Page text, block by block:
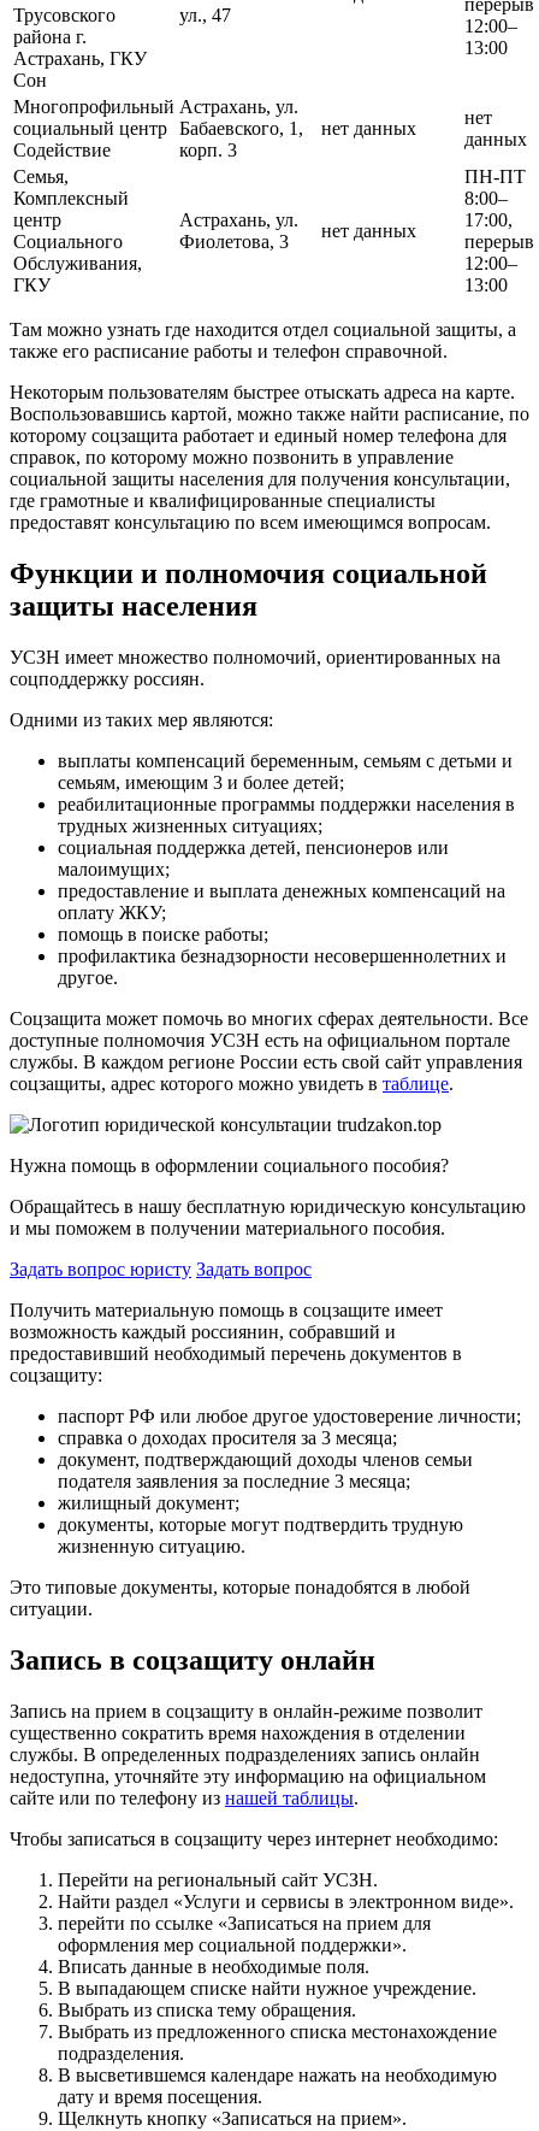
Трусовского
района г.
Астрахань, ГКУ
Сон
ул., 47
перерыв
12:00–
13:00
Многопрофильный
социальный центр
Содействие
Астрахань, ул.
Бабаевского, 1,
корп. 3
нет данных
нет
данных
Семья,
Комплексный
центр
Социального
Обслуживания,
ГКУ
Астрахань, ул.
Фиолетова, 3
нет данных
ПН-ПТ
8:00–
17:00,
перерыв
12:00–
13:00
Там можно узнать где находится отдел социальной защиты, а
также его расписание работы и телефон справочной.
Некоторым пользователям быстрее отыскать адреса на карте.
Воспользовавшись картой, можно также найти расписание, по
которому соцзащита работает и единый номер телефона для
справок, по которому можно позвонить в управление
социальной защиты населения для получения консультации,
где грамотные и квалифицированные специалисты
предоставят консультацию по всем имеющимся вопросам.
Функции и полномочия социальной
защиты населения
УСЗН имеет множество полномочий, ориентированных на
соцподдержку россиян.
Одними из таких мер являются:
выплаты компенсаций беременным, семьям с детьми и
семьям, имеющим 3 и более детей;
реабилитационные программы поддержки населения в
трудных жизненных ситуациях;
социальная поддержка детей, пенсионеров или
малоимущих;
предоставление и выплата денежных компенсаций на
оплату ЖКУ;
помощь в поиске работы;
профилактика безнадзорности несовершеннолетних и
другое.
Соцзащита может помочь во многих сферах деятельности. Все
доступные полномочия УСЗН есть на официальном портале
службы. В каждом регионе России есть свой сайт управления
соцзащиты, адрес которого можно увидеть в таблице.
Нужна помощь в оформлении социального пособия?
Обращайтесь в нашу бесплатную юридическую консультацию
и мы поможем в получении материального пособия.
Задать вопрос юристу Задать вопрос
Получить материальную помощь в соцзащите имеет
возможность каждый россиянин, собравший и
предоставивший необходимый перечень документов в
соцзащиту:
паспорт РФ или любое другое удостоверение личности;
справка о доходах просителя за 3 месяца;
документ, подтверждающий доходы членов семьи
подателя заявления за последние 3 месяца;
жилищный документ;
документы, которые могут подтвердить трудную
жизненную ситуацию.
Это типовые документы, которые понадобятся в любой
ситуации.
Запись в соцзащиту онлайн
Запись на прием в соцзащиту в онлайн-режиме позволит
существенно сократить время нахождения в отделении
службы. В определенных подразделениях запись онлайн
недоступна, уточняйте эту информацию на официальном
сайте или по телефону из нашей таблицы.
Чтобы записаться в соцзащиту через интернет необходимо:
Перейти на региональный сайт УСЗН.
Найти раздел «Услуги и сервисы в электронном виде».
перейти по ссылке «Записаться на прием для
оформления мер социальной поддержки».
Вписать данные в необходимые поля.
В выпадающем списке найти нужное учреждение.
Выбрать из списка тему обращения.
Выбрать из предложенного списка местонахождение
подразделения.
В высветившемся календаре нажать на необходимую
дату и время посещения.
Щелкнуть кнопку «Записаться на прием».